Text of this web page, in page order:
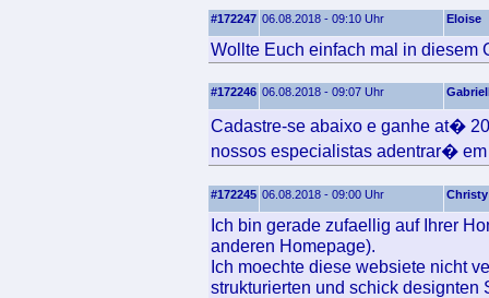
#172247 06.08.2018 - 09:10 Uhr Eloise
Wollte Euch einfach mal in diesem
#172246 06.08.2018 - 09:07 Uhr
Cadastre-se abaixo e ganhe at�
nossos especialistas adentrar�
#172245 06.08.2018 - 09:00 Uhr Christy
Ich bin gerade zufaellig auf Ihrer
anderen Homepage).
Ich moechte diese websiete nicht
strukturierten und schick designten